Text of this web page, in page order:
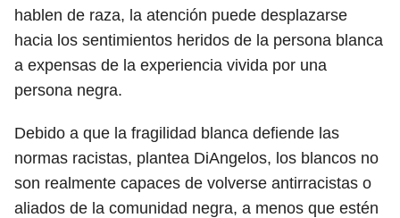
hablen de raza, la atención puede desplazarse
hacia los sentimientos heridos de la persona blanca
a expensas de la experiencia vivida por una
persona negra.
Debido a que la fragilidad blanca defiende las
normas racistas, plantea DiAngelos, los blancos no
son realmente capaces de volverse antirracistas o
aliados de la comunidad negra, a menos que estén